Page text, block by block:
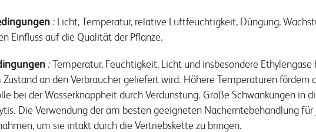
:Licht, Temperatur, relative Luftfeuchtigkeit, Düngung,
Einfluss auf die Qualität der Pflanze.
:Temperatur, Feuchtigkeit, Licht und insbesondere
an den Verbraucher geliefert wird. Höhere Temperaturen
bei der Wasserknappheit durch Verdunstung. Große Schwankungen in
Die Verwendung der am besten geeigneten Nacherntebehandlung
um sie intakt durch die Vertriebskette zu bringen.